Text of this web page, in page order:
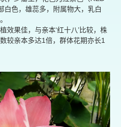
白色，雄蕊多，附属物大，乳白
效果佳，与亲本‘红十八’比较，株
较亲本多达1倍，群体花期亦长1